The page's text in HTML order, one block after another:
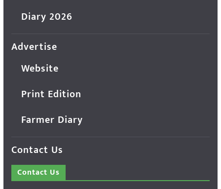
Diary 2026
Advertise
Website
Print Edition
Farmer Diary
Contact Us
Contact Us